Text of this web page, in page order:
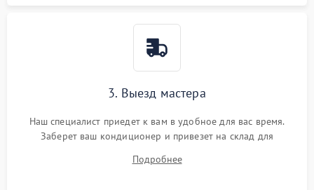
3. Выезд мастера
Наш специалист приедет к вам в удобное для вас время.
Заберет ваш кондиционер и привезет на склад для
Подробнее